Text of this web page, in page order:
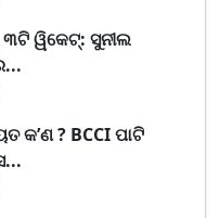
ୱିକେଟ୍: ସୁନୀଲ
କ’ଣ ? BCCI ପାଟି